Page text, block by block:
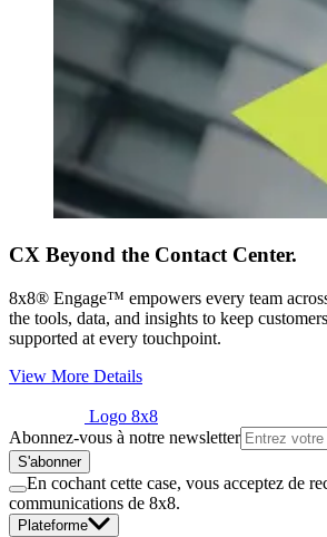
CX Beyond the Contact Center.
8x8® Engage™ empowers every team
the tools, data, and insights to keep
supported at every touchpoint.
View More Details
Logo 8x8
Abonnez-vous à notre newsletter
S'abonner
En cochant cette case, vous acceptez de
communications de 8x8.
Plateforme